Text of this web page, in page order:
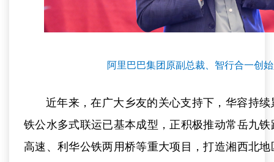
阿里巴巴集团原副总裁、智行合一创
近年来，在广大乡友的关心支持下，华容持
铁公水多式联运已基本成型，正积极推动常岳九
高速、利华公铁两用桥等重大项目，打造湘西北